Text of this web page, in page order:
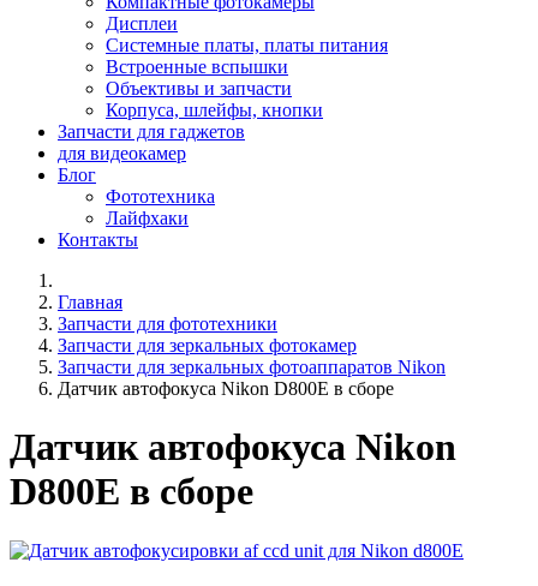
Дисплеи
Системные платы, платы питания
Встроенные вспышки
Объективы и запчасти
Корпуса, шлейфы, кнопки
Запчасти для гаджетов
для видеокамер
Блог
Фототехника
Лайфхаки
Контакты
Главная
Запчасти для фототехники
Запчасти для зеркальных фотокамер
Запчасти для зеркальных фотоаппаратов Nikon
Датчик автофокуса Nikon D800E в сборе
Датчик автофокуса Nikon
D800E в сборе